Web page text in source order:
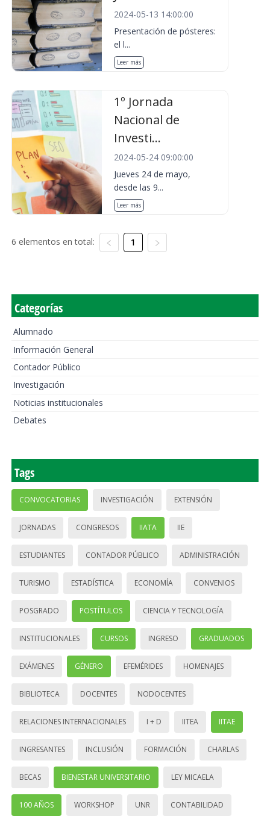
2024-05-13 14:00:00
Presentación de pósteres:
el l...
Leer más
1º Jornada
Nacional de
Investi...
2024-05-24 09:00:00
Jueves 24 de mayo,
desde las 9...
Leer más
6 elementos en total: 1
Categorías
Alumnado
Información General
Contador Público
Investigación
Noticias institucionales
Debates
Tags
CONVOCATORIAS INVESTIGACIÓN EXTENSIÓN
JORNADAS CONGRESOS IIATA IIE
ESTUDIANTES CONTADOR PÚBLICO ADMINISTRACIÓN
TURISMO ESTADÍSTICA ECONOMÍA CONVENIOS
POSGRADO POSTÍTULOS CIENCIA Y TECNOLOGÍA
INSTITUCIONALES CURSOS INGRESO GRADUADOS
EXÁMENES GÉNERO EFEMÉRIDES HOMENAJES
BIBLIOTECA DOCENTES NODOCENTES
RELACIONES INTERNACIONALES I + D IITEA IITAE
INGRESANTES INCLUSIÓN FORMACIÓN CHARLAS
BECAS BIENESTAR UNIVERSITARIO LEY MICAELA
100 AÑOS WORKSHOP UNR CONTABILIDAD